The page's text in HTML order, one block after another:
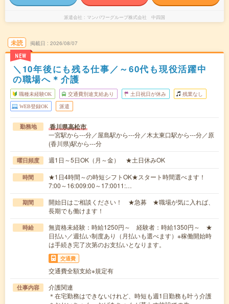
派遣会社 マンパワーグループ株式会社 中四国
未読
NEW
掲載日 2026/08/07
＼10年後にも残る仕事／～60代も現役活躍中
の職場へ＊介護
職種未経験OK 交通費別途支給あり 土日祝日が休み 残業なし
WEB登録OK 派遣
勤務地 香川県高松市
一宮駅から---分／屋島駅から---分／木太東口駅から---分／原
(香川県)駅から---分
曜日頻度 週1日～5日OK（月～金） ★土日休みOK
時間
★1日4時間～の時短シフトOK★スタート時間選べます！
7:00～16:009:00～17:0011:…
期間
開始日はご相談ください！ ★急募 ★職場が気に入れば、
長期でも働けます！
時給
無資格未経験：時給1250円～ 経験者：時給1350円～ ★
日払い／週払い制度あり（月払いも選べます）※稼働開始時
は手続き完了次第のお支払いとなります。
交通費
交通費全額支給※規定有
仕事内容
介護関連
＊在宅勤務はできないけれど、時短も週1日勤務も叶う介護